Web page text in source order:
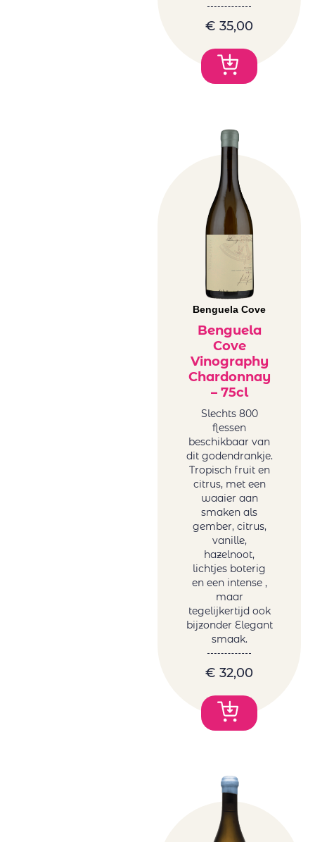
€ 35,00
Benguela Cove
Benguela
Cove
Vinography
Chardonnay
– 75cl
Slechts 800
flessen
beschikbaar van
dit godendrankje.
Tropisch fruit en
citrus, met een
waaier aan
smaken als
gember, citrus,
vanille,
hazelnoot,
lichtjes boterig
en een intense ,
maar
tegelijkertijd ook
bijzonder Elegant
smaak.
€ 32,00